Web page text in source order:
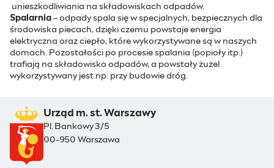
unieszkodliwiania na składowiskach odpadów.
Spalarnia – odpady spala się w specjalnych, bezpiecznych dla
środowiska piecach, dzięki czemu powstaje energia
elektryczna oraz ciepło, które wykorzystywane są w naszych
domach. Pozostałości po procesie spalania (popioły itp.)
trafiają na składowisko odpadów, a powstały żużel
wykorzystywany jest np. przy budowie dróg.
Urząd m. st. Warszawy
Pl. Bankowy 3/5
00-950 Warszawa